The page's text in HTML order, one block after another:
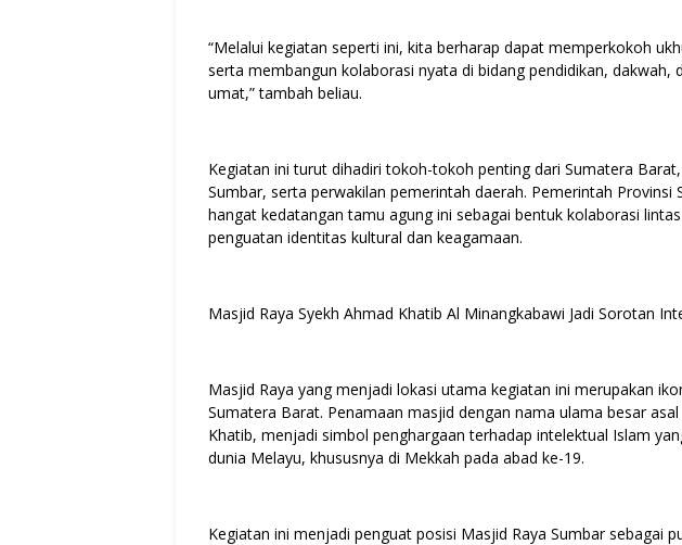
“Melalui kegiatan seperti ini, kita berharap dapat memperkokoh
serta membangun kolaborasi nyata di bidang pendidikan, dakwah,
umat,” tambah beliau.
Kegiatan ini turut dihadiri tokoh-tokoh penting dari Sumatera
Sumbar, serta perwakilan pemerintah daerah. Pemerintah
hangat kedatangan tamu agung ini sebagai bentuk kolaborasi
penguatan identitas kultural dan keagamaan.
Masjid Raya Syekh Ahmad Khatib Al Minangkabawi Jadi Sorotan
Masjid Raya yang menjadi lokasi utama kegiatan ini merupakan
Sumatera Barat. Penamaan masjid dengan nama ulama besar
Khatib, menjadi simbol penghargaan terhadap intelektual Islam
dunia Melayu, khususnya di Mekkah pada abad ke-19.
Kegiatan ini menjadi penguat posisi Masjid Raya Sumbar sebagai